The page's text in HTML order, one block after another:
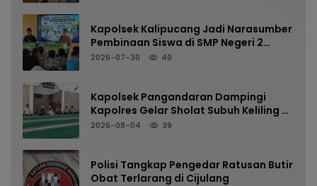
Kapolsek Kalipucang Jadi Narasumber
Pembinaan Siswa di SMP Negeri 2
Kalipucang, Edukasi Bahaya Kenakalan
2026-07-30 40
Kapolsek Pangandaran Dampingi
Kapolres Gelar Sholat Subuh Keliling di
Masjid Jami Al-Furqon, Pererat
2026-08-04 39
Polisi Tangkap Pengedar Ratusan Butir
Obat Terlarang di Cijulang